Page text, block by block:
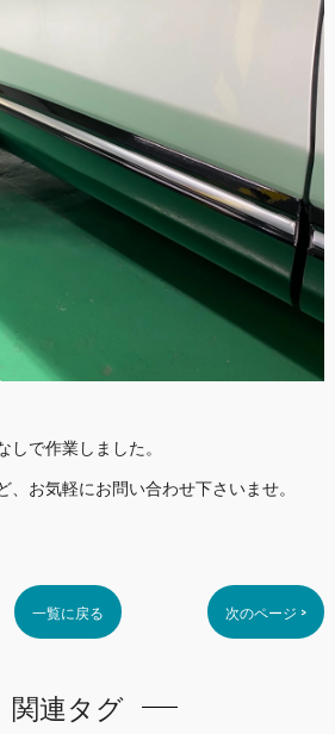
で作業しました。
お気軽にお問い合わせ下さいませ。
一覧に戻る 次のページ >
関連タグ